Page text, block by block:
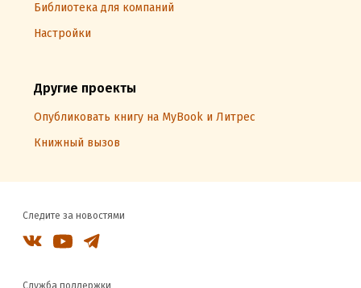
Библиотека для компаний
Настройки
Другие проекты
Опубликовать книгу на MyBook и Литрес
Книжный вызов
Следите за новостями